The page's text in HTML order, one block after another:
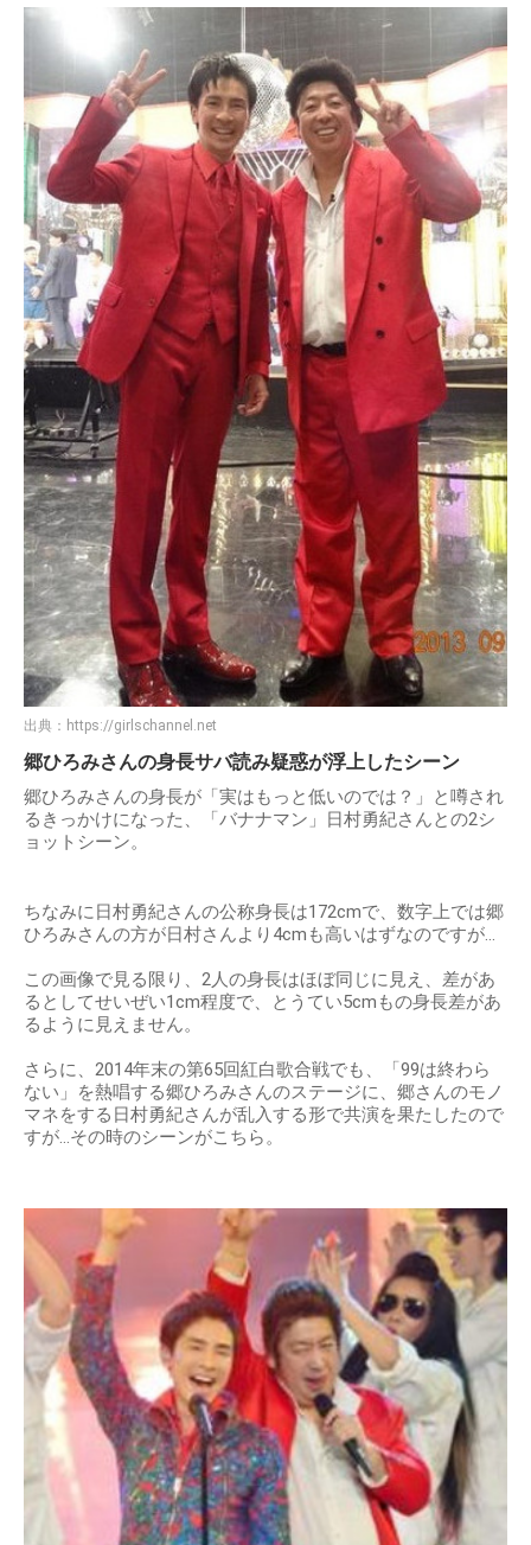
出典： https://girlschannel.net
郷ひろみさんの身長サバ読み疑惑が浮上したシーン
郷ひろみさんの身長が「実はもっと低いのでは？」と噂され
るきっかけになった、「バナナマン」日村勇紀さんとの2シ
ョットシーン。
ちなみに日村勇紀さんの公称身長は172cmで、数字上では郷
ひろみさんの方が日村さんより4cmも高いはずなのですが…
この画像で見る限り、2人の身長はほぼ同じに見え、差があ
るとしてせいぜい1cm程度で、とうてい5cmもの身長差があ
るように見えません。
さらに、2014年末の第65回紅白歌合戦でも、「99は終わら
ない」を熱唱する郷ひろみさんのステージに、郷さんのモノ
マネをする日村勇紀さんが乱入する形で共演を果たしたので
すが…その時のシーンがこちら。